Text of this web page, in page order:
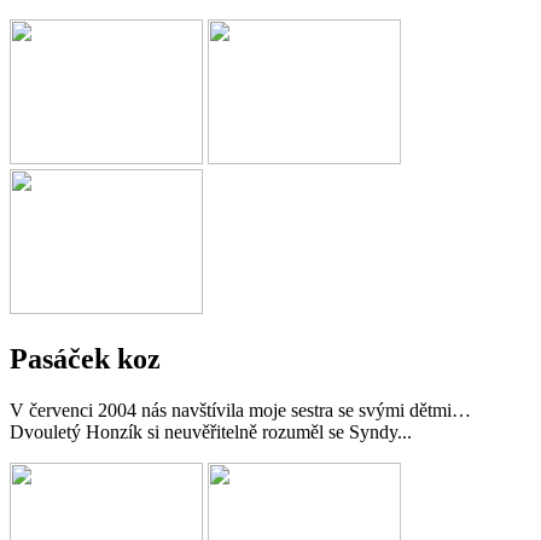
Pasáček koz
V červenci 2004 nás navštívila moje sestra se svými dětmi…
Dvouletý Honzík si neuvěřitelně rozuměl se Syndy...